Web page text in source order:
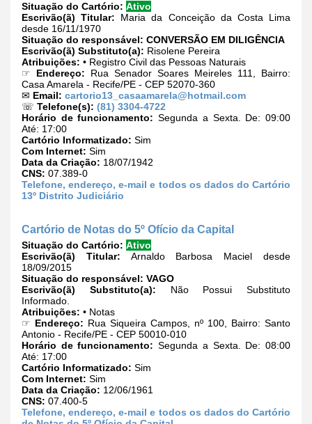
Situação do Cartório: Ativo
Escrivão(ã) Titular: Maria da Conceição da Costa Lima
desde 16/11/1970
Situação do responsável: CONVERSÃO EM DILIGÊNCIA
Escrivão(ã) Substituto(a): Risolene Pereira
Atribuições: • Registro Civil das Pessoas Naturais
☞ Endereço: Rua Senador Soares Meireles 111, Bairro:
Casa Amarela - Recife/PE - CEP 52070-360
✉ Email: cartorio13_casaamarela@hotmail.com
☏ Telefone(s): (81) 3304-4722
Horário de funcionamento: Segunda a Sexta. De: 09:00
Até: 17:00
Cartório Informatizado: Sim
Com Internet: Sim
Data da Criação: 18/07/1942
CNS: 07.389-0
Telefone, endereço, e-mail e todos os dados do Cartório
13º Distrito Judiciário
Cartório de Notas do 5º Ofício da Capital
Situação do Cartório: Ativo
Escrivão(ã) Titular: Arnaldo Barbosa Maciel desde
18/09/2015
Situação do responsável: VAGO
Escrivão(ã) Substituto(a): Não Possui Substituto
Informado.
Atribuições: • Notas
☞ Endereço: Rua Siqueira Campos, nº 100, Bairro: Santo
Antonio - Recife/PE - CEP 50010-010
Horário de funcionamento: Segunda a Sexta. De: 08:00
Até: 17:00
Cartório Informatizado: Sim
Com Internet: Sim
Data da Criação: 12/06/1961
CNS: 07.400-5
Telefone, endereço, e-mail e todos os dados do Cartório